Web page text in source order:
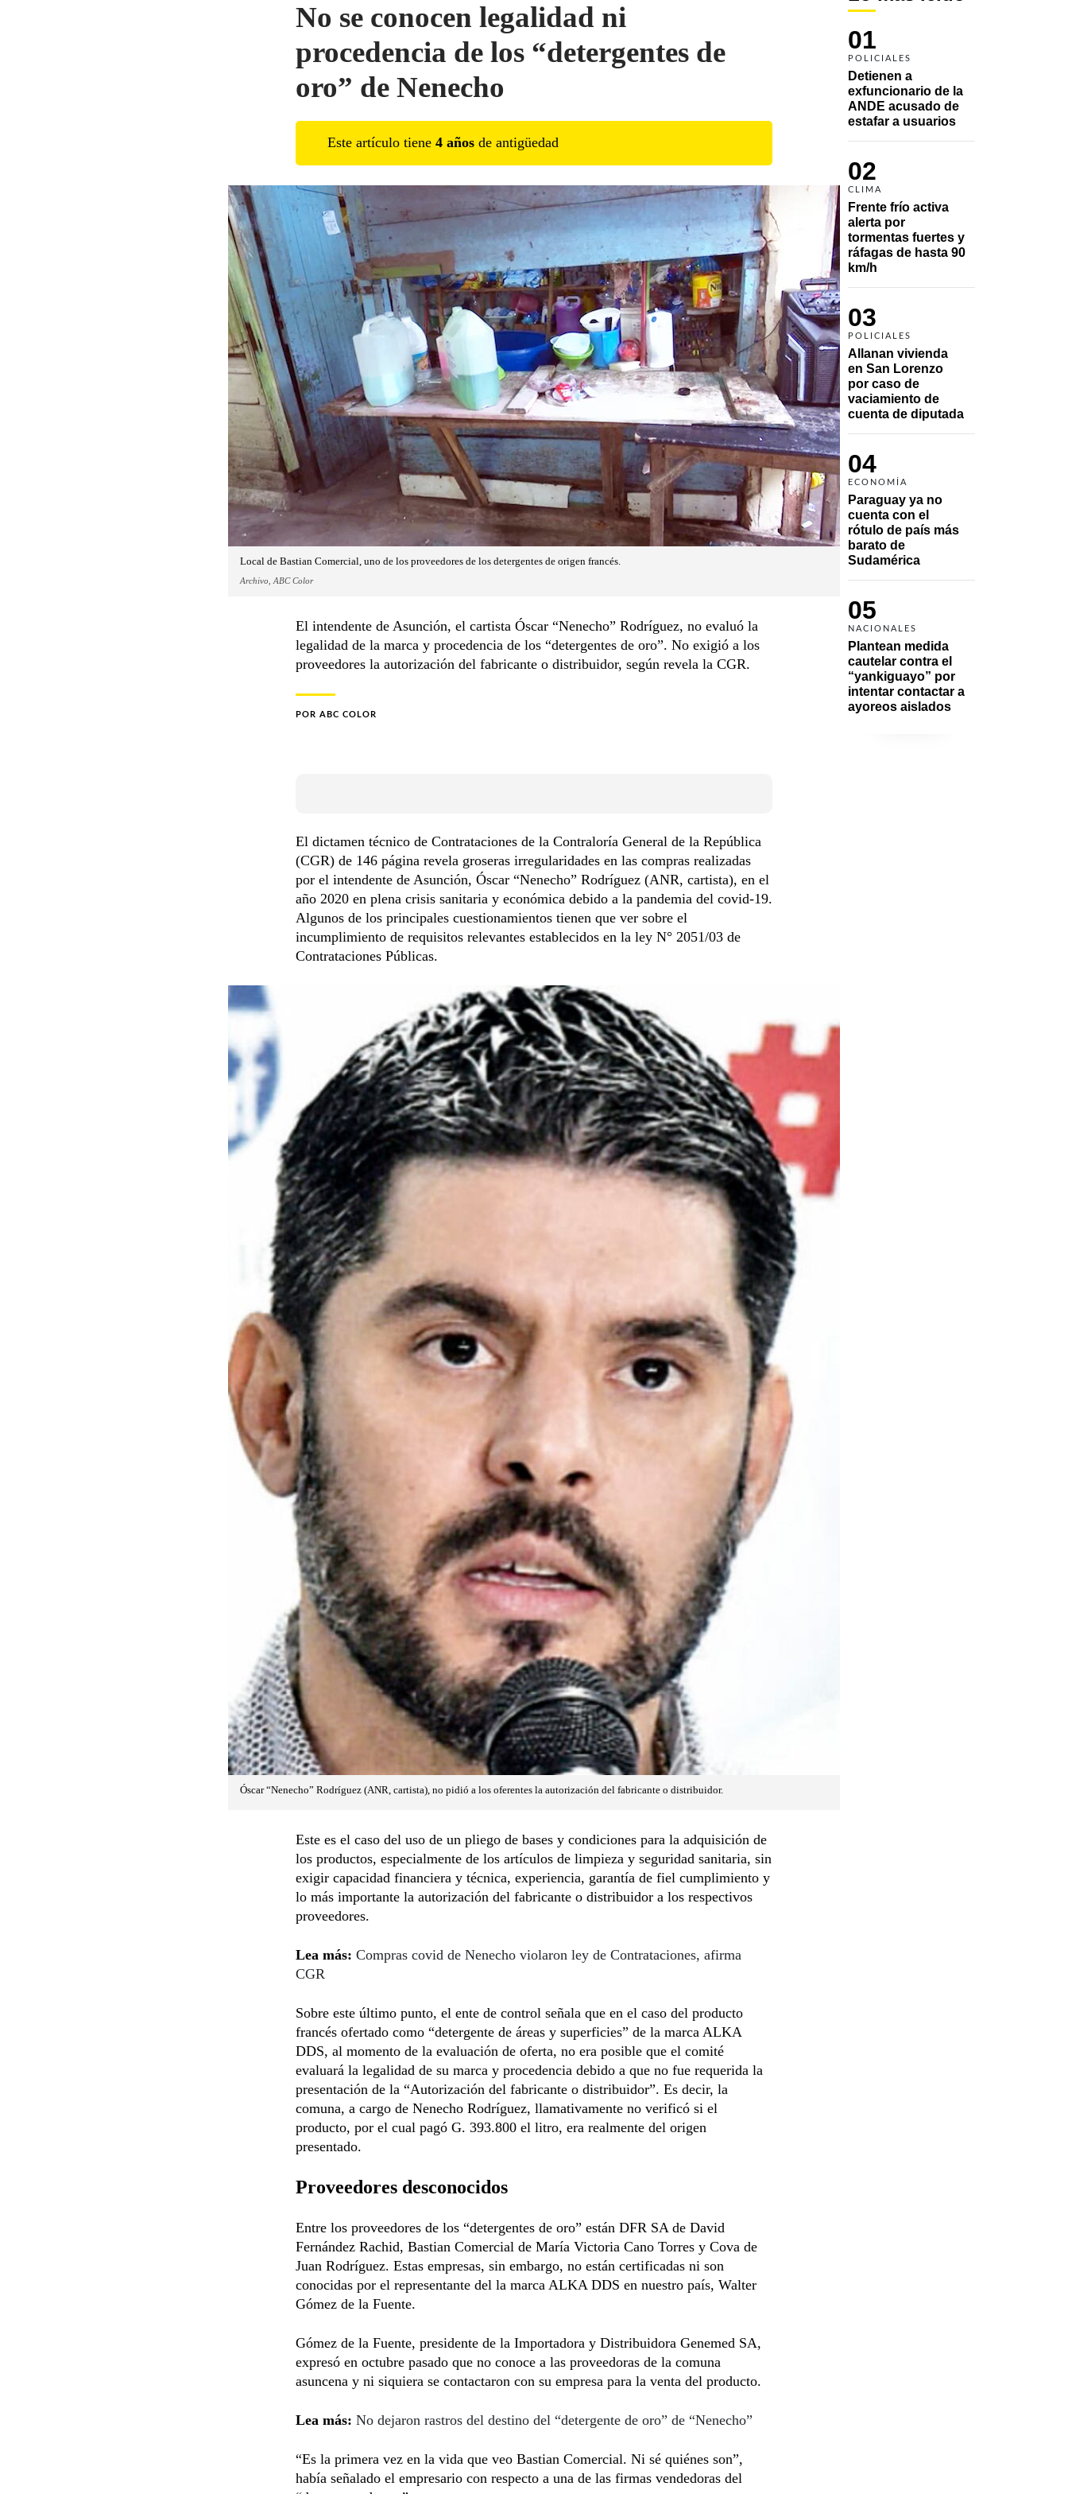
01
POLICIALES
Detienen a
exfuncionario de la
ANDE acusado de
estafar a usuarios
02
CLIMA
Frente frío activa
alerta por
tormentas fuertes y
ráfagas de hasta 90
km/h
03
POLICIALES
Allanan vivienda
en San Lorenzo
por caso de
vaciamiento de
cuenta de diputada
04
ECONOMÍA
Paraguay ya no
cuenta con el
rótulo de país más
barato de
Sudamérica
05
NACIONALES
Plantean medida
cautelar contra el
“yankiguayo” por
intentar contactar a
ayoreos aislados
No se conocen legalidad ni
procedencia de los “detergentes de
oro” de Nenecho
Este artículo tiene 4 años de antigüedad
Local de Bastian Comercial, uno de los proveedores de los detergentes de origen francés.
Archivo, ABC Color
El intendente de Asunción, el cartista Óscar “Nenecho” Rodríguez, no evaluó la
legalidad de la marca y procedencia de los “detergentes de oro”. No exigió a los
proveedores la autorización del fabricante o distribuidor, según revela la CGR.
POR ABC COLOR
El dictamen técnico de Contrataciones de la Contraloría General de la República
(CGR) de 146 página revela groseras irregularidades en las compras realizadas
por el intendente de Asunción, Óscar “Nenecho” Rodríguez (ANR, cartista), en el
año 2020 en plena crisis sanitaria y económica debido a la pandemia del covid-19.
Algunos de los principales cuestionamientos tienen que ver sobre el
incumplimiento de requisitos relevantes establecidos en la ley N° 2051/03 de
Contrataciones Públicas.
Óscar “Nenecho” Rodríguez (ANR, cartista), no pidió a los oferentes la autorización del fabricante o distribuidor.
Este es el caso del uso de un pliego de bases y condiciones para la adquisición de
los productos, especialmente de los artículos de limpieza y seguridad sanitaria, sin
exigir capacidad financiera y técnica, experiencia, garantía de fiel cumplimiento y
lo más importante la autorización del fabricante o distribuidor a los respectivos
proveedores.
Lea más: Compras covid de Nenecho violaron ley de Contrataciones, afirma
CGR
Sobre este último punto, el ente de control señala que en el caso del producto
francés ofertado como “detergente de áreas y superficies” de la marca ALKA
DDS, al momento de la evaluación de oferta, no era posible que el comité
evaluará la legalidad de su marca y procedencia debido a que no fue requerida la
presentación de la “Autorización del fabricante o distribuidor”. Es decir, la
comuna, a cargo de Nenecho Rodríguez, llamativamente no verificó si el
producto, por el cual pagó G. 393.800 el litro, era realmente del origen
presentado.
Proveedores desconocidos
Entre los proveedores de los “detergentes de oro” están DFR SA de David
Fernández Rachid, Bastian Comercial de María Victoria Cano Torres y Cova de
Juan Rodríguez. Estas empresas, sin embargo, no están certificadas ni son
conocidas por el representante del la marca ALKA DDS en nuestro país, Walter
Gómez de la Fuente.
Gómez de la Fuente, presidente de la Importadora y Distribuidora Genemed SA,
expresó en octubre pasado que no conoce a las proveedoras de la comuna
asuncena y ni siquiera se contactaron con su empresa para la venta del producto.
Lea más: No dejaron rastros del destino del “detergente de oro” de “Nenecho”
“Es la primera vez en la vida que veo Bastian Comercial. Ni sé quiénes son”,
había señalado el empresario con respecto a una de las firmas vendedoras del